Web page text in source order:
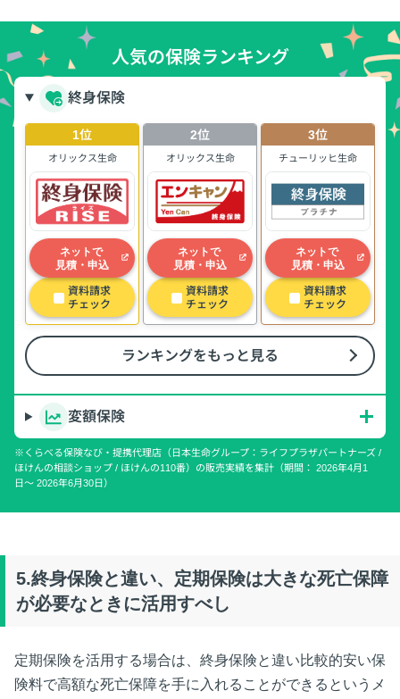
人気の保険ランキング
終身保険
1位
オリックス生命
ネットで
見積・申込
資料請求
チェック
2位
オリックス生命
ネットで
見積・申込
資料請求
チェック
3位
チューリッヒ生命
ネットで
見積・申込
資料請求
チェック
ランキングをもっと見る
変額保険
※くらべる保険なび・提携代理店（日本生命グループ：ライフプラザパートナーズ /
ほけんの相談ショップ / ほけんの110番）の販売実績を集計（期間： 2026年4月1
日〜 2026年6月30日）
5.終身保険と違い、定期保険は大きな死亡保障
が必要なときに活用すべし
定期保険を活用する場合は、終身保険と違い比較的安い保
険料で高額な死亡保障を手に入れることができるというメ